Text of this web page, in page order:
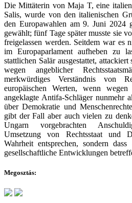
Die Mittäterin von Maja T, eine
Salis, wurde von den italienischen
den Europawahlen am 9. Juni 2024
gewählt; fünf Tage später musste sie
freigelassen werden. Seitdem war es
im Europaparlament aufheben zu
stattlichen Salär ausgestattet,
wegen angeblicher
merkwürdiges Verständnis von
europäischen Werten, wenn wegen
angeklagte Antifa-Schläger nunmehr
über Demokratie und
gibt der Fall aber auch vielen zu
Ungarn vorgebrachten
Umsetzung von Rechtsstaat und
Wahrheit entsprechen, sondern
gesellschaftliche Entwicklungen
Megosztás: